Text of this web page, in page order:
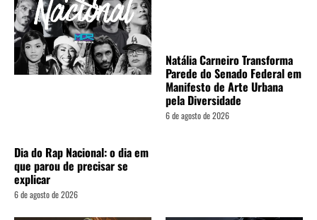
Dia do Rap Nacional: o dia em
que parou de precisar se
explicar
6 de agosto de 2026
Natália Carneiro Transforma
Parede do Senado Federal em
Manifesto de Arte Urbana
pela Diversidade
6 de agosto de 2026